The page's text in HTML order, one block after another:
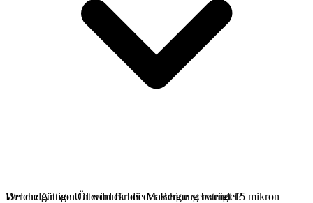
Der endgültige Unterdruck bei der Bergung beträgt 15 mikron
Welche Art von Öl wird für die Maschine verwendet?